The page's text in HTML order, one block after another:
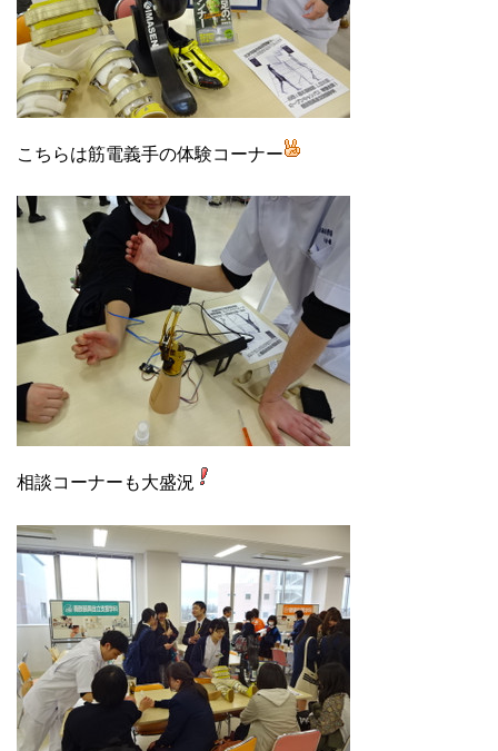
こちらは筋電義手の体験コーナー
相談コーナーも大盛況